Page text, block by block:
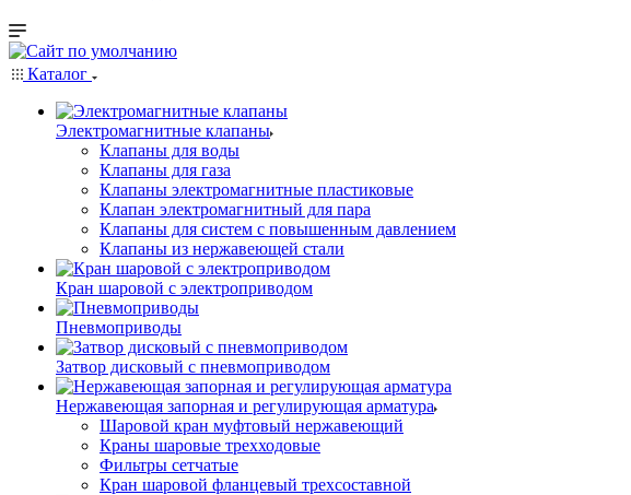
Каталог
Электромагнитные клапаны
Клапаны для воды
Клапаны для газа
Клапаны электромагнитные пластиковые
Клапан электромагнитный для пара
Клапаны для систем с повышенным давлением
Клапаны из нержавеющей стали
Кран шаровой с электроприводом
Пневмоприводы
Затвор дисковый с пневмоприводом
Нержавеющая запорная и регулирующая арматура
Шаровой кран муфтовый нержавеющий
Краны шаровые трехходовые
Фильтры сетчатые
Кран шаровой фланцевый трехсоставной